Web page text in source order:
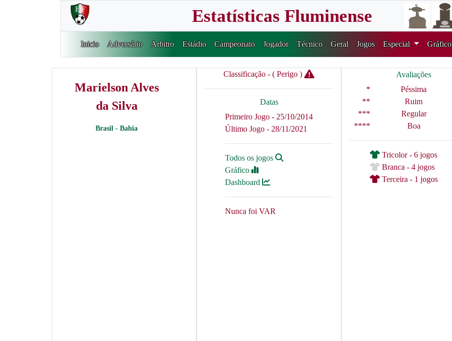
Estatísticas Fluminense
Inicio Adversário Árbitro Estádio Campeonato Jogador Técnico Geral Jogos Especial Gráfico
Marielson Alves
da Silva
Brasil - Bahia
Classificação - ( Perigo )
Datas
Primeiro Jogo - 25/10/2014
Último Jogo - 28/11/2021
Todos os jogos
Gráfico
Dashboard
Nunca foi VAR
Avaliações
*
Péssima
**
Ruim
***
Regular
****
Boa
Tricolor - 6 jogos
Branca - 4 jogos
Terceira - 1 jogos